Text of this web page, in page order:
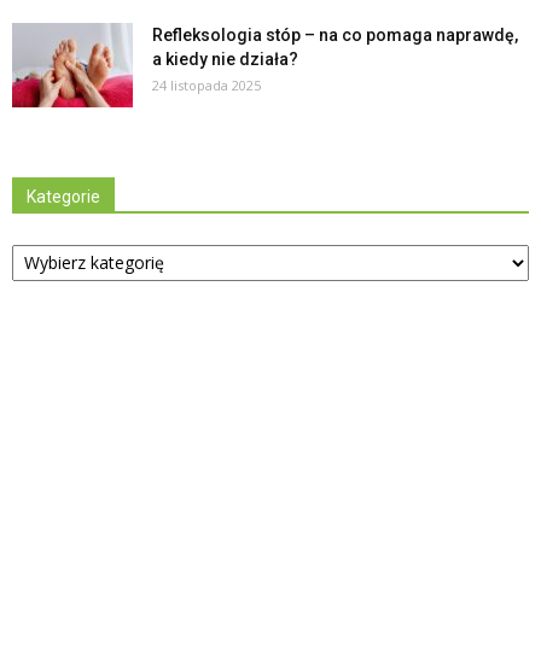
Refleksologia stóp – na co pomaga naprawdę,
a kiedy nie działa?
24 listopada 2025
Kategorie
Kategorie